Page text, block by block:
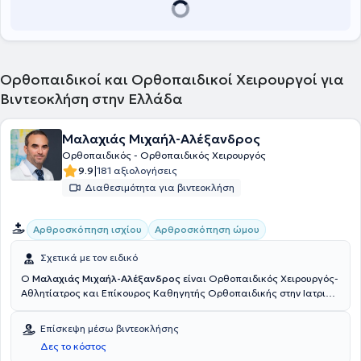
μεγάλων αρθρώσεων και την αντιμετώπιση τραύματος. Τέλος, έχει
βιβλίων.
Ορθοπαιδικοί και Ορθοπαιδικοί Χειρουργοί για
Βιντεοκλήση στην Ελλάδα
Μαλαχιάς Μιχαήλ-Αλέξανδρος
Ορθοπαιδικός - Ορθοπαιδικός Χειρουργός
9.9|181 αξιολογήσεις
Διαθεσιμότητα για βιντεοκλήση
Αρθροσκόπηση ισχίου Αρθροσκόπηση ώμου
Σχετικά με τον ειδικό
Ο Μαλαχιάς Μιχαήλ-Αλέξανδρος είναι Ορθοπαιδικός Χειρουργός-
Αθλητίατρος και Επίκουρος Καθηγητής Ορθοπαιδικής στην Ιατρική
ιατρείο στο Χαλάνδρι. Είναι πτυχιούχος και Διδάκτωρ της Ιατρικής
Σχολής του Εθνικού και Καποδιστριακού Πανεπιστημίου Αθηνών. Ο
ιατρός εξειδικεύεται στην αρθροσκοπική και επανορθωτική
Επίσκεψη μέσω βιντεοκλήσης
Δες το κόστος